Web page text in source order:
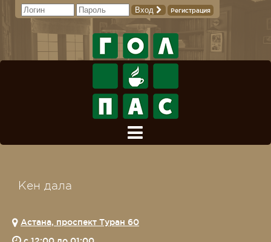
Вход Регистрация
Кен дала
Астана, проспект Туран 60